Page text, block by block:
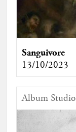
Sanguivore
13/10/2023
Album Studio